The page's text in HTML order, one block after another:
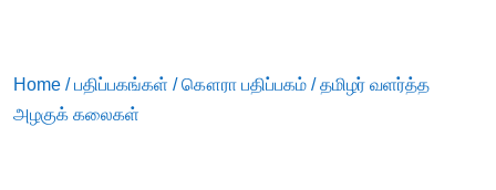
Home /பதிப்பகங்கள் /கௌரா பதிப்பகம் / தமிழர் வளர்த்த
அழகுக் கலைகள்